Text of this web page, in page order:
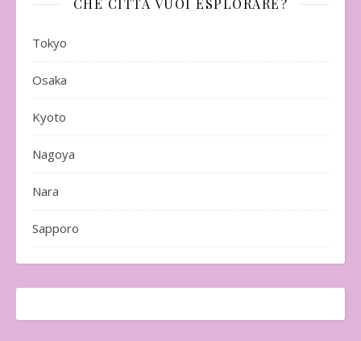
CHE CITTÀ VUOI ESPLORARE?
Tokyo
Osaka
Kyoto
Nagoya
Nara
Sapporo